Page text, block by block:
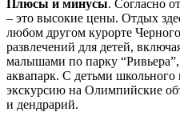
Плюсы и минусы. Согласно
– это высокие цены. Отдых
любом другом курорте
развлечений для детей,
малышами по парку
аквапарк. С детьми школьного
экскурсию на Олимпийские
и дендрарий.